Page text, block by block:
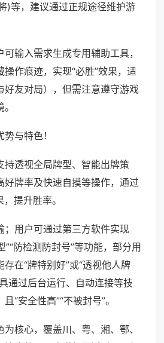
)等，建议通过正规途径维护游
输入需求生成专用辅助工具，
作痕迹，实现“必胜”效果，适
好友对局），但需注意遵守游戏
与特色！
持透视全局牌型、智能出牌策
好牌率及快速自摸等操作，通过
提升胜率。
；用户可通过第三方软件实现
”“防检测防封号”等功能，部分用
在“牌特别好”或“透视他人牌
通过后台运行、自动连接等技
“安全性高”“不被封号”。
核心，覆盖川、粤、湘、鄂、